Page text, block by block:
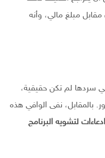
مبلغ مالي، وأنه
سردها لم تكن حقيقية،
بالمقابل، نفى الوافي هذه
ادعاءات لتشويه البرنامج